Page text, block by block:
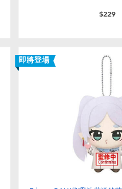
$229
即將登場